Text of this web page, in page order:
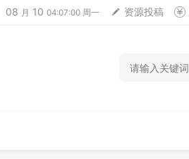
08 月 10 04:07:01 周一 资源投稿